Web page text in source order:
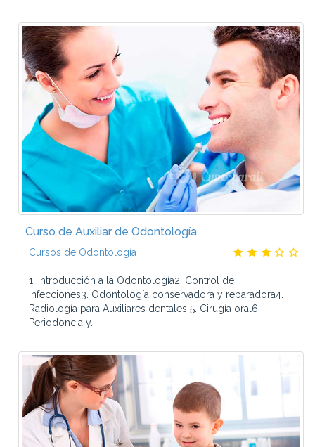
Curso de Auxiliar de Odontología
Cursos de Odontología
1. Introducción a la Odontología2. Control de
Infecciones3. Odontología conservadora y reparadora4.
Radiología para Auxiliares dentales 5. Cirugía oral6.
Periodoncia y...